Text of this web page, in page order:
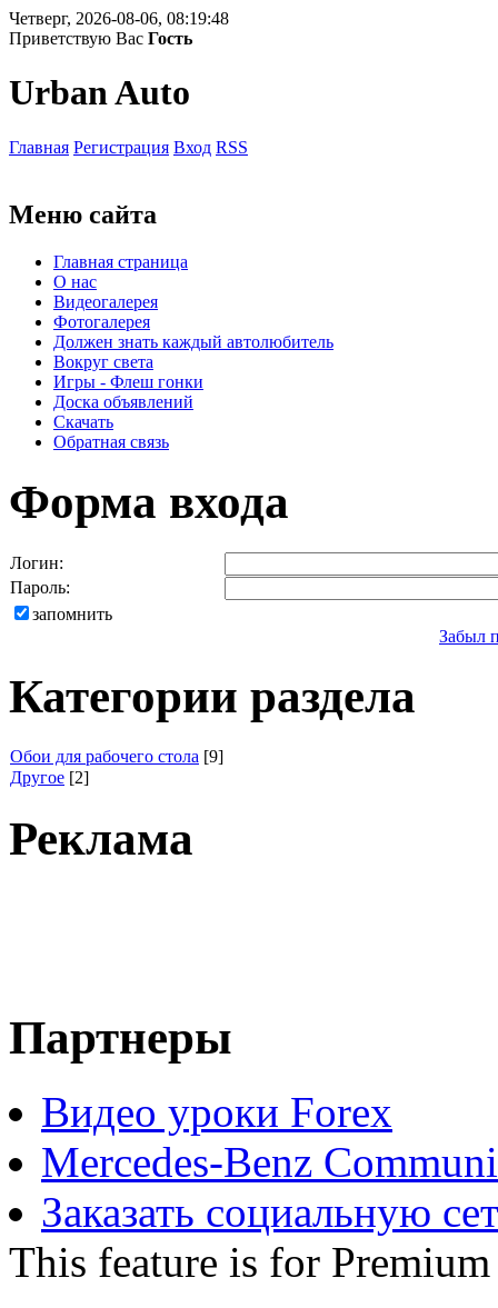
Четверг, 2026-08-06, 08:19:48
Приветствую Вас Гость
Urban Auto
Главная Регистрация Вход RSS
Меню сайта
Главная страница
О нас
Видеогалерея
Фотогалерея
Должен знать каждый автолюбитель
Вокруг света
Игры - Флеш гонки
Доска объявлений
Скачать
Обратная связь
Форма входа
Логин:
Пароль:
запомнить
Забыл
Категории раздела
Обои для рабочего стола [9]
Другое [2]
Реклама
Партнеры
Видео уроки Forex
Mercedes-Benz
Заказать социальную
This feature is for